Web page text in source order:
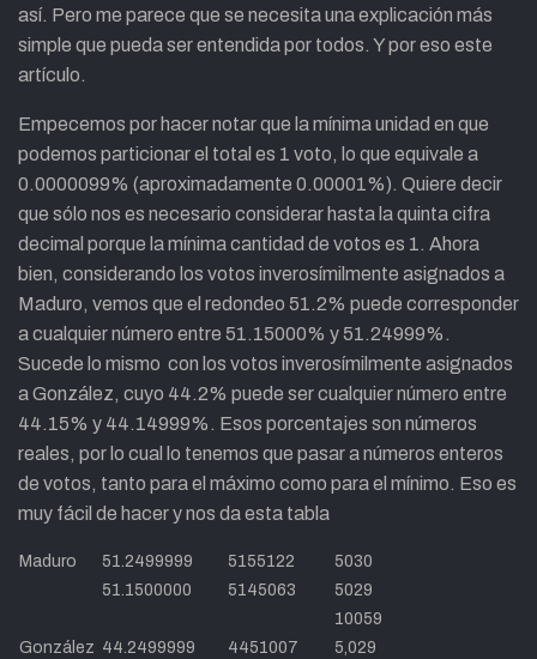
así. Pero me parece que se necesita una explicación más
simple que pueda ser entendida por todos. Y por eso este
artículo.
Empecemos por hacer notar que la mínima unidad en que
podemos particionar el total es 1 voto, lo que equivale a
0.0000099% (aproximadamente 0.00001%). Quiere decir
que sólo nos es necesario considerar hasta la quinta cifra
decimal porque la mínima cantidad de votos es 1. Ahora
bien, considerando los votos inverosímilmente asignados a
Maduro, vemos que el redondeo 51.2% puede corresponder
a cualquier número entre 51.15000% y 51.24999%.
Sucede lo mismo con los votos inverosímilmente asignados
a González, cuyo 44.2% puede ser cualquier número entre
44.15% y 44.14999%. Esos porcentajes son números
reales, por lo cual lo tenemos que pasar a números enteros
de votos, tanto para el máximo como para el mínimo. Eso es
muy fácil de hacer y nos da esta tabla
Maduro 51.2499999 5155122
5030
51.1500000
5145063
5029
10059
González 44.2499999 4451007
5,029